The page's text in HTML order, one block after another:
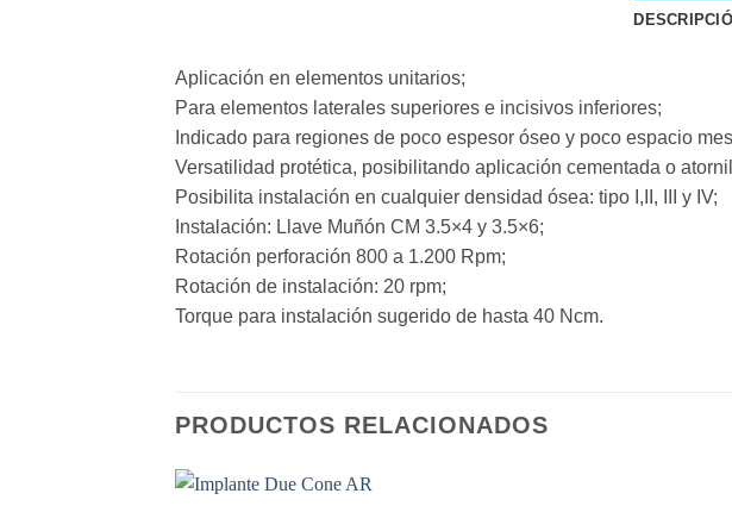
Aplicación en elementos unitarios;
Para elementos laterales superiores e incisivos inferiores;
Indicado para regiones de poco espesor óseo y poco espacio
Versatilidad protética, posibilitando aplicación cementada o
Posibilita instalación en cualquier densidad ósea: tipo I,II, III y IV;
Instalación: Llave Muñón CM 3.5×4 y 3.5×6;
Rotación perforación 800 a 1.200 Rpm;
Rotación de instalación: 20 rpm;
Torque para instalación sugerido de hasta 40 Ncm.
PRODUCTOS RELACIONADOS